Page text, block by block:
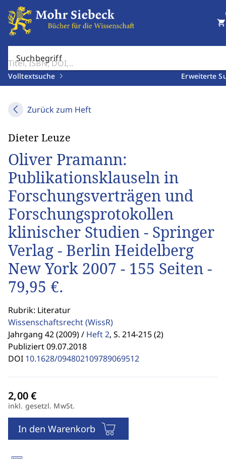
Suchbegriff
Volltextsuche Erweiterte
shopping_cart
Zurück zum Heft
Dieter Leuze
Oliver Pramann:
Publikationsklauseln in
Forschungsverträgen und
Forschungsprotokollen
klinischer Studien - Springer
Verlag - Berlin Heidelberg
New York 2007 - 155 Seiten -
79,95 €.
Rubrik: Literatur
Wissenschaftsrecht(WissR)
Jahrgang 42 (2009) / Heft 2, S. 214-215 (2)
Publiziert 09.07.2018
DOI 10.1628/094802109789069512
inkl. gesetzl. MwSt.
In den Warenkorb